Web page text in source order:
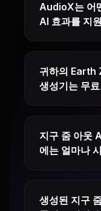
AudioX는 어
AI 효과를 지
귀하의 Earth
생성기는 무
지구 줌 아웃
에는 얼마나
생성된 지구